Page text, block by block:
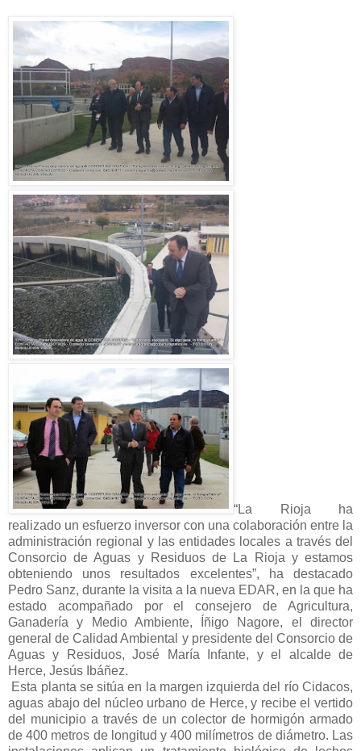
“La Rioja ha
realizado un esfuerzo inversor con una colaboración entre la
administración regional y las entidades locales a través del
Consorcio de Aguas y Residuos de La Rioja y estamos
obteniendo unos resultados excelentes”, ha destacado
Pedro Sanz, durante la visita a la nueva EDAR, en la que ha
estado acompañado por el consejero de Agricultura,
Ganadería y Medio Ambiente, Íñigo Nagore, el director
general de Calidad Ambiental y presidente del Consorcio de
Aguas y Residuos, José María Infante, y el alcalde de
Herce, Jesús Ibáñez.
Esta planta se sitúa en la margen izquierda del río Cidacos,
aguas abajo del núcleo urbano de Herce, y recibe el vertido
del municipio a través de un colector de hormigón armado
de 400 metros de longitud y 400 milímetros de diámetro. Las